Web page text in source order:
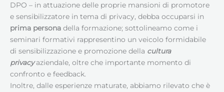
DPO – in attuazione delle proprie mansioni di promotore
e sensibilizzatore in tema di privacy, debba occuparsi in
prima persona della formazione; sottolineamo come i
seminari formativi rappresentino un veicolo formidabile
di sensibilizzazione e promozione della cultura
privacyaziendale, oltre che importante momento di
confronto e feedback.
Inoltre, dalle esperienze maturate, abbiamo rilevato che è